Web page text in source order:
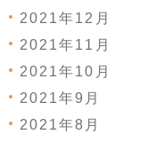
2021年12月
2021年11月
2021年10月
2021年9月
2021年8月